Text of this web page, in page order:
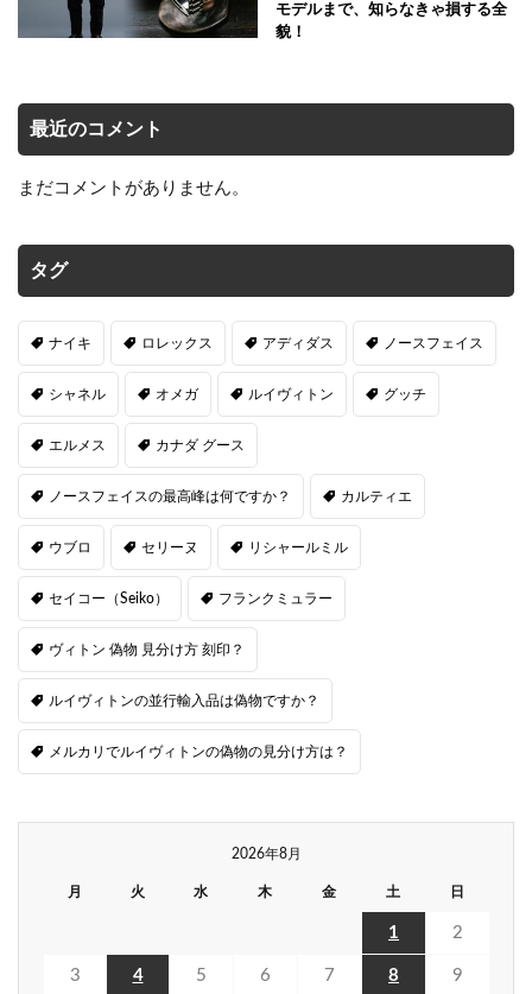
モデルまで、知らなきゃ損する全
貌！
最近のコメント
まだコメントがありません。
タグ
ナイキ ロレックス アディダス ノースフェイス
シャネル オメガ ルイヴィトン グッチ
エルメス カナダ グース
ノースフェイスの最高峰は何ですか？ カルティエ
ウブロ セリーヌ リシャールミル
セイコー（Seiko） フランクミュラー
ヴィトン 偽物 見分け方 刻印？
ルイヴィトンの並行輸入品は偽物ですか？
メルカリでルイヴィトンの偽物の見分け方は？
2026年8月
月 火 水 木 金 土 日
1 2
3 4 5 6 7 8 9